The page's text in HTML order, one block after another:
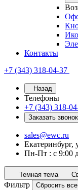
Контакты
+7 (343) 318-04-37
Назад
Телефоны
+7 (343) 318-
Заказать звонок
sales@ewc.ru
Екатеринбург,
Пн-Пт : с 9:00
Темная тема
Фильтр Сбросить все